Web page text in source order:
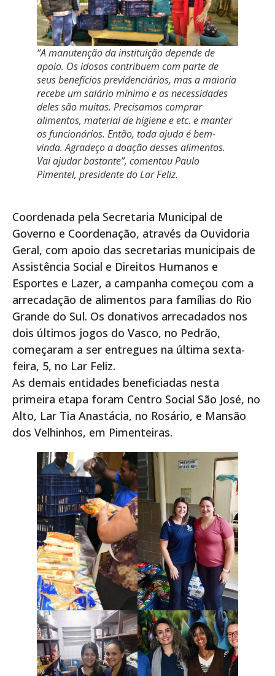
“A manutenção da instituição depende de
apoio. Os idosos contribuem com parte de
seus benefícios previdenciários, mas a maioria
recebe um salário mínimo e as necessidades
deles são muitas. Precisamos comprar
alimentos, material de higiene e etc. e manter
os funcionários. Então, toda ajuda é bem-
vinda. Agradeço a doação desses alimentos.
Vai ajudar bastante”, comentou Paulo
Pimentel, presidente do Lar Feliz.
Coordenada pela Secretaria Municipal de
Governo e Coordenação, através da Ouvidoria
Geral, com apoio das secretarias municipais de
Assistência Social e Direitos Humanos e
Esportes e Lazer, a campanha começou com a
arrecadação de alimentos para famílias do Rio
Grande do Sul. Os donativos arrecadados nos
dois últimos jogos do Vasco, no Pedrão,
começaram a ser entregues na última sexta-
feira, 5, no Lar Feliz.
As demais entidades beneficiadas nesta
primeira etapa foram Centro Social São José, no
Alto, Lar Tia Anastácia, no Rosário, e Mansão
dos Velhinhos, em Pimenteiras.